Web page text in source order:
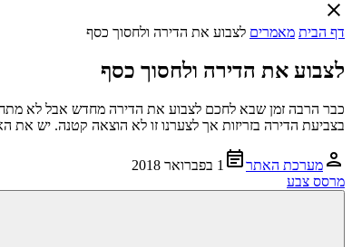
דף הבית מאמרים לצבוע את הדירה ולחסוך כסף
לצבוע את הדירה ולחסוך כסף
כבר הרבה זמן שבא לחכם לצבוע את הדירה מחדש אבל לא
בצביעת הדירה בזריזות אך לצערנו זו לא הוצאה קטנה. יש את
מערכת האתר
1 בפברואר 2018
מרסס צבע